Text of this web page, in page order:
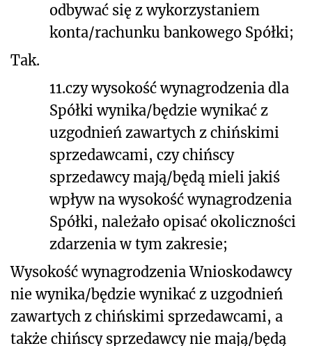
odbywać się z wykorzystaniem
konta/rachunku bankowego Spółki;
Tak.
11.czy wysokość wynagrodzenia dla
Spółki wynika/będzie wynikać z
uzgodnień zawartych z chińskimi
sprzedawcami, czy chińscy
sprzedawcy mają/będą mieli jakiś
wpływ na wysokość wynagrodzenia
Spółki, należało opisać okoliczności
zdarzenia w tym zakresie;
Wysokość wynagrodzenia Wnioskodawcy
nie wynika/będzie wynikać z uzgodnień
zawartych z chińskimi sprzedawcami, a
także chińscy sprzedawcy nie mają/będą